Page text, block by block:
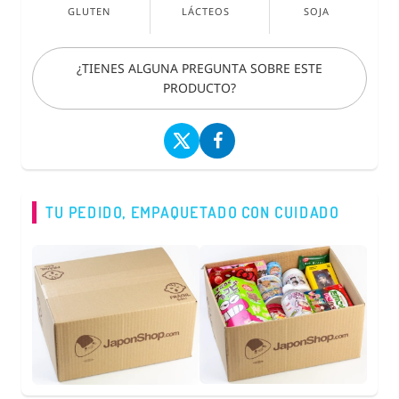
GLUTEN LÁCTEOS SOJA
¿TIENES ALGUNA PREGUNTA SOBRE ESTE
PRODUCTO?
TU PEDIDO, EMPAQUETADO CON CUIDADO